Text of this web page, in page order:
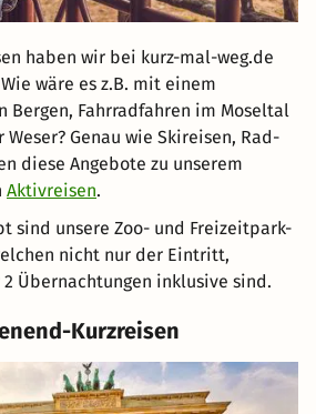
haben wir bei kurz-mal-weg.de
wäre es z.B. mit einem
Bergen, Fahrradfahren im Moseltal
Genau wie Skireisen, Rad-
diese Angebote zu unserem
Aktivreisen.
sind unsere Zoo- und Freizeitpark-
nicht nur der Eintritt,
Übernachtungen inklusive sind.
Kurzreisen